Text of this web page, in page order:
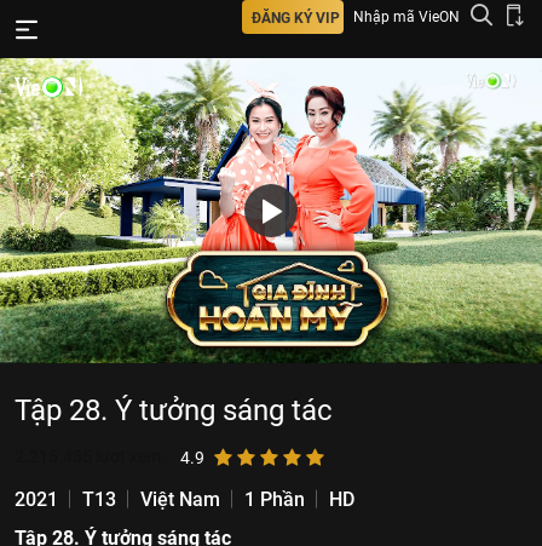
ĐĂNG KÝ VIP Nhập mã VieON
Tập 28. Ý tưởng sáng tác
4.9
2021 T13 Việt Nam 1 Phần
HD
Tập 28. Ý tưởng sáng tác